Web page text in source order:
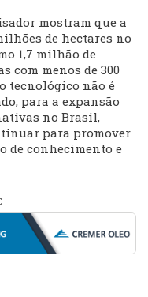
mostram que a
de hectares no
1,7 milhão de
com menos de 300
tecnológico não é
para a expansão
no Brasil,
para promover
de conhecimento e